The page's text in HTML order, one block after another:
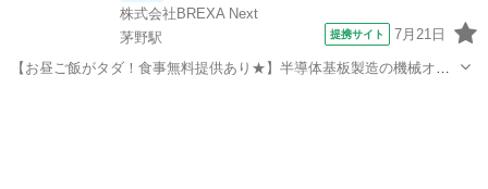
株式会社BREXA Next
茅野駅
提携サイト 7月21日
【お昼ご飯がタダ！食事無料提供あり★】半導体基板製造の機械オペ